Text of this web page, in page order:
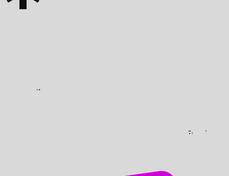
فلنحول الرؤى الخافتة إلى واقع مضيء!
هيا نحقق النجاح معًا!
نحن شغوفون بتحويل الأفكار الطموحة إلى إنجازات رقمية